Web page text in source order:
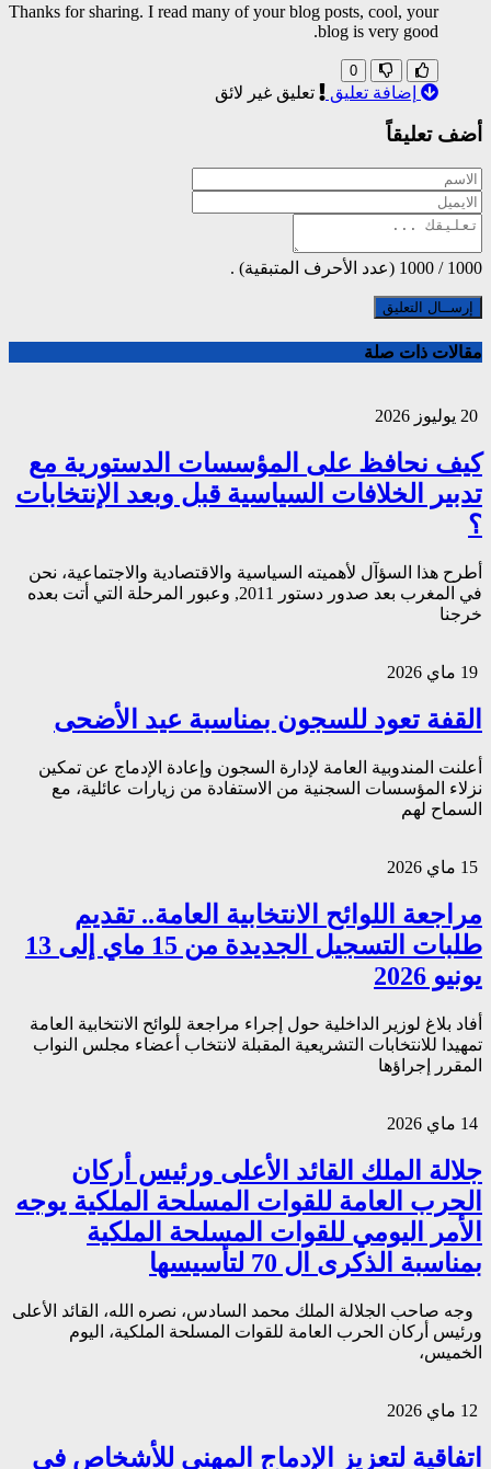
Thanks for sharing. I read many of your blog posts, cool, your
blog is very good.
0
إضافة تعليق تعليق غير لائق
أضف تعليقاً
1000
/
1000 (عدد الأحرف المتبقية) .
مقالات ذات صلة
كيف نحافظ على المؤسسات الدستورية مع
تدبير الخلافات السياسية قبل وبعد الإنتخابات
؟
أطرح هذا السؤآل لأهميته السياسية والاقتصادية والاجتماعية، نحن
في المغرب بعد صدور دستور 2011, وعبور المرحلة التي أتت بعده
خرجنا
القفة تعود للسجون بمناسبة عيد الأضحى
أعلنت المندوبية العامة لإدارة السجون وإعادة الإدماج عن تمكين
نزلاء المؤسسات السجنية من الاستفادة من زيارات عائلية، مع
السماح لهم
مراجعة اللوائح الانتخابية العامة.. تقديم
طلبات التسجيل الجديدة من 15 ماي إلى 13
يونيو 2026
أفاد بلاغ لوزير الداخلية حول إجراء مراجعة للوائح الانتخابية العامة
تمهيدا للانتخابات التشريعية المقبلة لانتخاب أعضاء مجلس النواب
المقرر إجراؤها
جلالة الملك القائد الأعلى ورئيس أركان
الحرب العامة للقوات المسلحة الملكية يوجه
الأمر اليومي للقوات المسلحة الملكية
بمناسبة الذكرى ال 70 لتأسيسها
وجه صاحب الجلالة الملك محمد السادس، نصره الله، القائد الأعلى
ورئيس أركان الحرب العامة للقوات المسلحة الملكية، اليوم
الخميس،
اتفاقية لتعزيز الإدماج المهني للأشخاص في